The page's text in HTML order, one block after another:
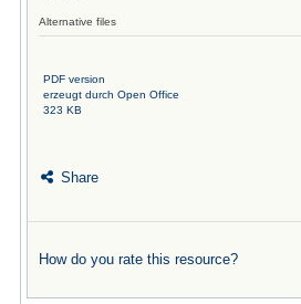
Alternative files
PDF version
erzeugt durch Open Office
323 KB
Share
How do you rate this resource?